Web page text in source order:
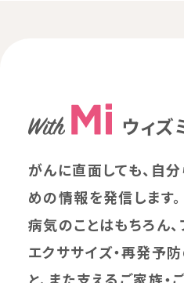
ウィズ
がんに直面しても、自
めの情報を発信します。
病気のことはもちろん、
エクササイズ・再発予
と、また支えるご家族・